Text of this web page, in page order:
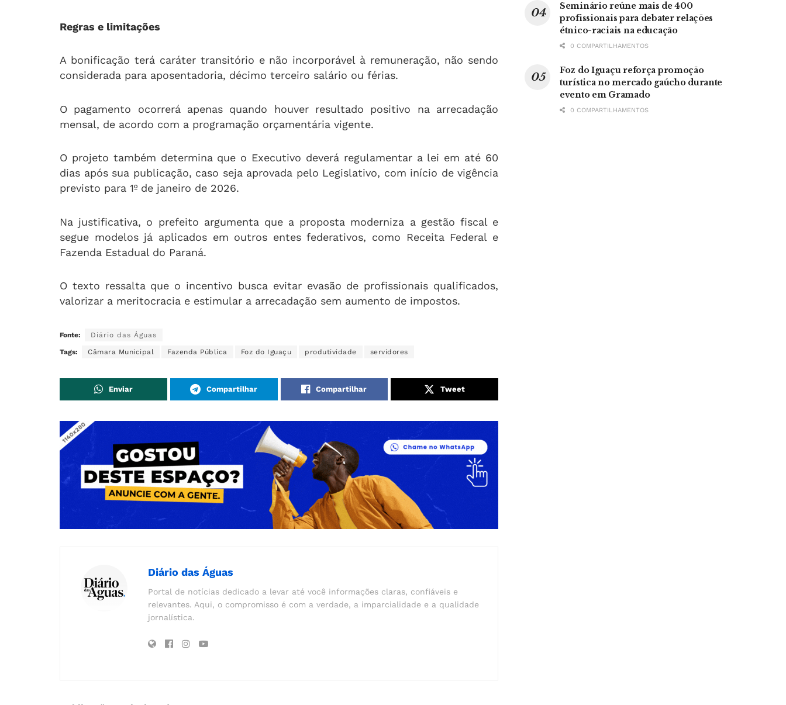
Regras e limitações
A bonificação terá caráter transitório e não incorporável à remuneração, não sendo
considerada para aposentadoria, décimo terceiro salário ou férias.
O pagamento ocorrerá apenas quando houver resultado positivo na arrecadação
mensal, de acordo com a programação orçamentária vigente.
O projeto também determina que o Executivo deverá regulamentar a lei em até 60
dias após sua publicação, caso seja aprovada pelo Legislativo, com início de vigência
previsto para 1º de janeiro de 2026.
Na justificativa, o prefeito argumenta que a proposta moderniza a gestão fiscal e
segue modelos já aplicados em outros entes federativos, como Receita Federal e
Fazenda Estadual do Paraná.
O texto ressalta que o incentivo busca evitar evasão de profissionais qualificados,
valorizar a meritocracia e estimular a arrecadação sem aumento de impostos.
Fonte: Diário das Águas
Tags: Câmara Municipal Fazenda Pública Foz do Iguaçu produtividade servidores
Enviar Compartilhar Compartilhar Tweet
Diário das Águas
Portal de notícias dedicado a levar até você informações claras, confiáveis e
relevantes. Aqui, o compromisso é com a verdade, a imparcialidade e a qualidade
jornalística.
Seminário reúne mais de 400
profissionais para debater relações
étnico-raciais na educação
0 COMPARTILHAMENTOS
Foz do Iguaçu reforça promoção
turística no mercado gaúcho durante
evento em Gramado
0 COMPARTILHAMENTOS